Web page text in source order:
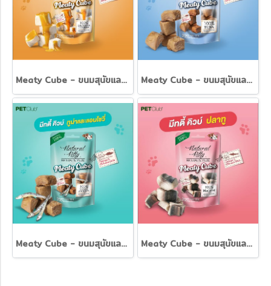
Meaty Cube - ขนมสุนัขและแมว เนื้อไก่และซอสฟักทอง 100% Meaty Cube - ขนมสุนัขและแมว เนื้อทูน่า 100%
Meaty Cube - ขนมสุนัขและแมว เนื้อปลาทูน่าและแอนโชวี่100% Meaty Cube - ขนมสุนัขและแมว เนื้อปลาแมคเคอเรล 100%